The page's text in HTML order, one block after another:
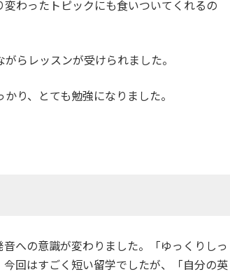
わったトピックにも食いついてくれるの
らレッスンが受けられました。
り、とても勉強になりました。
への意識が変わりました。「ゆっくりしっ
回はすごく短い留学でしたが、「自分の英